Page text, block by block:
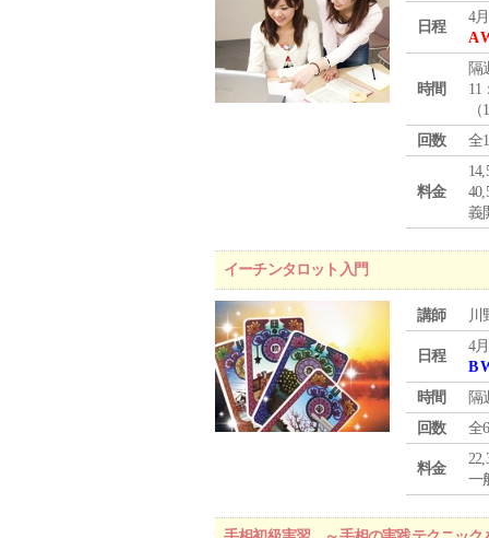
日程
4
A
時間
隔
11
回数
全
料金
義
イーチンタロット入門
講師
日程
4
B
時間
隔
回数
全
料金
一